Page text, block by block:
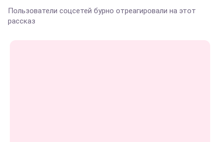
Пользователи соцсетей бурно отреагировали на этот
рассказ